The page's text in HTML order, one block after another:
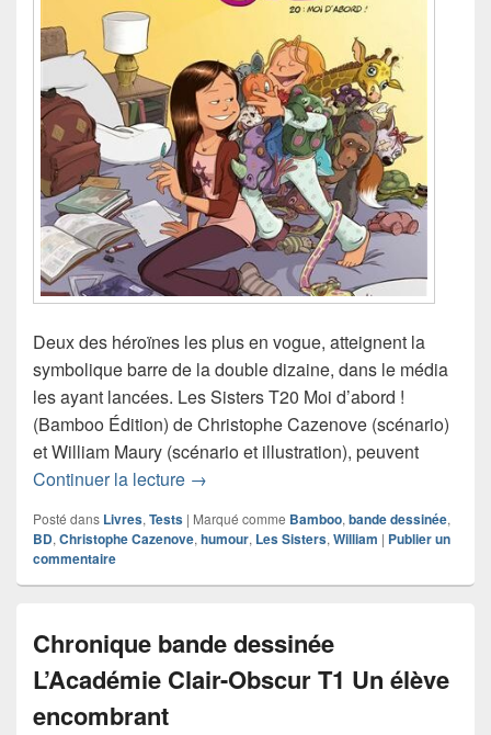
Deux des héroïnes les plus en vogue, atteignent la
symbolique barre de la double dizaine, dans le média
les ayant lancées. Les Sisters T20 Moi d’abord !
(Bamboo Édition) de Christophe Cazenove (scénario)
et William Maury (scénario et illustration), peuvent
Continuer la lecture Chronique bande dessinée Les
→
Posté dans Livres,Tests | Marqué comme Bamboo,bande dessinée,
BD,Christophe Cazenove,humour, Les Sisters,William | Publier un
commentaire
Chronique bande dessinée
L’Académie Clair-Obscur T1 Un élève
encombrant